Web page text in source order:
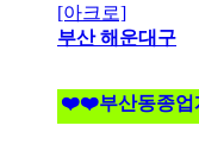
[아크로]
부산 해운대구
❤️❤️부산동종업